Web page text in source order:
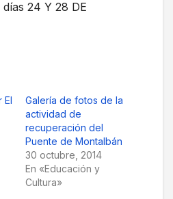
24 Y 28 DE
El
Galería de fotos de la
actividad de
recuperación del
Puente de Montalbán
30 octubre, 2014
En «Educación y
Cultura»